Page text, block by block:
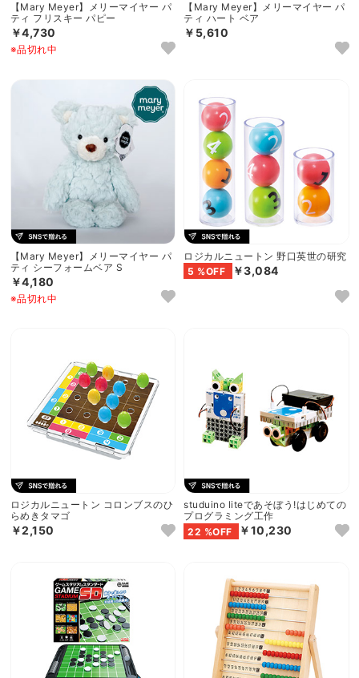
【Mary Meyer】メリーマイヤー パ
ティ フリスキー パピー
￥4,730
※品切れ中
【Mary Meyer】メリーマイヤー パ
ティ ハート ベア
￥5,610
【Mary Meyer】メリーマイヤー パ
ティ シーフォームベア S
￥4,180
※品切れ中
ロジカルニュートン 野口英世の研究
5 %OFF
￥3,084
ロジカルニュートン コロンブスのひ
らめきタマゴ
￥2,150
studuino liteであそぼう!はじめての
プログラミング工作
22 %OFF
￥10,230